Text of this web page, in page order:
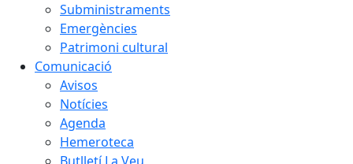
Subministraments
Emergències
Patrimoni cultural
Comunicació
Avisos
Notícies
Agenda
Hemeroteca